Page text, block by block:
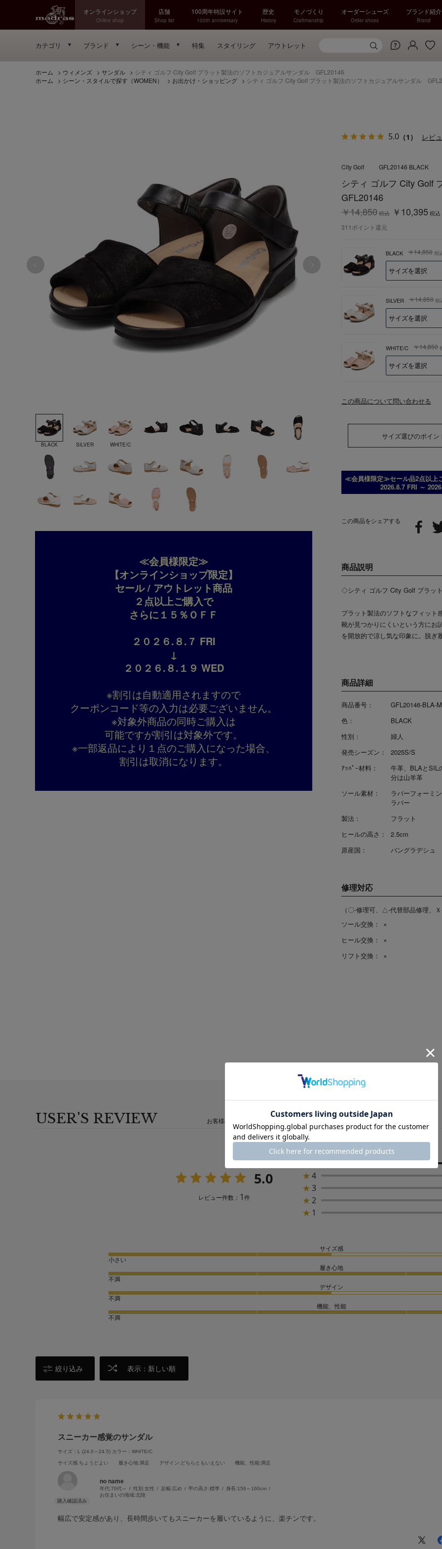
オンラインショップ
Online shop
店舗
Shop list
100周年特設サイト
100th anniversary
歴史
History
モノづくり
Craftmanship
オーダーシューズ
Order shoes
ブランド紹介
Brand
カテゴリ ブランド シーン・機能 特集 スタイリング アウトレット
ホーム > ウィメンズ > サンダル > シティ ゴルフ City Golf プラット製法のソフトカジュアルサンダル GFL20146
ホーム
> シーン・スタイルで探す（WOMEN） > お出かけ・ショッピング > シティ ゴルフ City Golf プラット製法のソフトカジュアルサンダル
BLACK SILVER WHITE/C
≪会員様限定≫
【オンラインショップ限定】
セール / アウトレット商品
２点以上ご購入で
さらに１５％ＯＦＦ
２０２６.８.７ FRI
↓
２０２６.８.１９ WED
※割引は自動適用されますので
クーポンコード等の入力は必要ございません。
※対象外商品の同時ご購入は
可能ですが割引は対象外です。
※一部返品により１点のご購入になった場合、
割引は取消になります。
この商品をシェアする
5.0 （1） レビ
シティ ゴルフ City Golf
GFL20146
￥10,395 税込
￥14,850税込
商品詳細
商品番号：
GFL20146-BLA-M
色：
BLACK
性別：
婦人
発売シーズン：
2025S/S
ｱｯﾊﾟｰ材料：
牛革、BLAとSIL
分は山羊革
ソール素材：
ラバーフォーミ
ラバー
製法：
フラット
ヒールの高さ：
2.5cm
原産国：
バングラデシュ
修理対応
（〇-修理可、△-代替部品修理、
ソール交換：
×
ヒール交換：
×
リフト交換：
×
BLACK ￥14,850 税
SILVER ￥14,850 税
WHITE/C ￥14,850
City Golf GFL20146 BLACK
311 ポイント還元
商品説明
◇シティ ゴルフ City Golf プラッ
プラット製法のソフトなフィット
靴が見つかりにくいという方にお
を開放的で涼し気な印象に。脱ぎ
この商品について問い合わせる
サイズ選びのポイン
≪会員様限定≫セール品2点以上
2026.8.7 FRI ～
USER'S REVIEW お客様の声
5.0
レビュー件数： 1件
★5
★4
★ 3
★ 2
★ 1
サイズ感
小さい
履き心地
不満
デザイン
不満
機能、性能
不満
絞り込み 表示：新しい順
スニーカー感覚のサンダル
サイズ：L (24.0～24.5) カラー：WHITE/C
サイズ感:ちょうどよい 履き心地:満足 デザイン:どちらともいえない 機能、性能:満足
no name
年代:70代～ 性別:女性 足幅:広め 甲の高さ:標準 身長:156～160cm
お住まいの地域:北陸
幅広で安定感があり、長時間歩いてもスニーカーを履いているように、楽チンです。